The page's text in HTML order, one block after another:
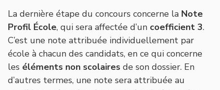
La dernière étape du concours concerne la Note
Profil École, qui sera affectée d’un coefficient 3.
C’est une note attribuée individuellement par
école à chacun des candidats, en ce qui concerne
les éléments non scolaires de son dossier. En
d’autres termes, une note sera attribuée au